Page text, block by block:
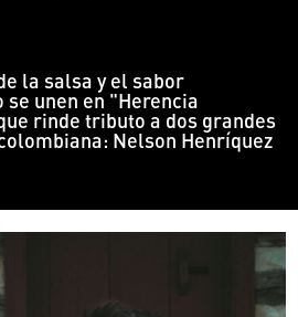
la salsa y el sabor
unen en "Herencia
rinde tributo a dos grandes
Nelson Henríquez